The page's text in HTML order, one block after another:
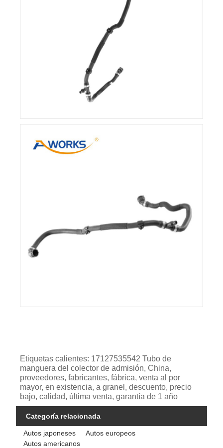
Etiquetas calientes: 17127535542 Tubo de
manguera del colector de admisión, China,
proveedores, fabricantes, fábrica, venta al por
mayor, en existencia, a granel, descuento, precio
bajo, calidad, última venta, garantía de 1 año
Categoría relacionada
Autos japoneses
Autos europeos
Autos americanos